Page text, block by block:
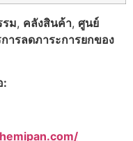
รม, คลังสินค้า, ศูนย์
ารลดภาระการยกของ
: